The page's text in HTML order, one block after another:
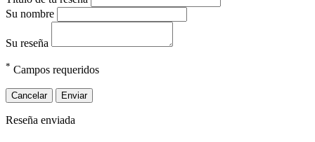
Su nombre
Su reseña
* Campos requeridos
Cancelar Enviar
Reseña enviada